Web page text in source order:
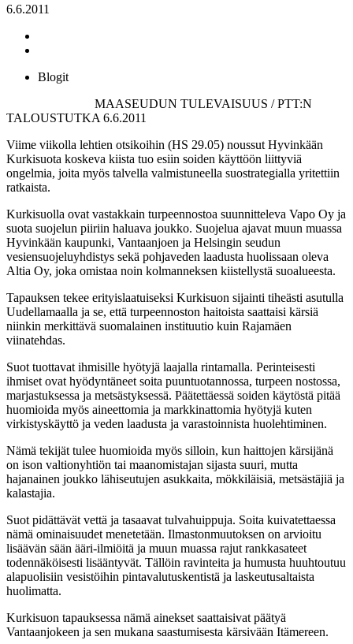
6.6.2011
Blogit
MAASEUDUN TULEVAISUUS / PTT:N
TALOUSTUTKA 6.6.2011
Viime viikolla lehtien otsikoihin (HS 29.05) noussut Hyvinkään
Kurkisuota koskeva kiista tuo esiin soiden käyttöön liittyviä
ongelmia, joita myös talvella valmistuneella suostrategialla yritettiin
ratkaista.
Kurkisuolla ovat vastakkain turpeennostoa suunnitteleva Vapo Oy ja
suota suojelun piiriin haluava joukko. Suojelua ajavat muun muassa
Hyvinkään kaupunki, Vantaanjoen ja Helsingin seudun
vesiensuojeluyhdistys sekä pohjaveden laadusta huolissaan oleva
Altia Oy, joka omistaa noin kolmanneksen kiistellystä suoalueesta.
Tapauksen tekee erityislaatuiseksi Kurkisuon sijainti tiheästi asutulla
Uudellamaalla ja se, että turpeennoston haitoista saattaisi kärsiä
niinkin merkittävä suomalainen instituutio kuin Rajamäen
viinatehdas.
Suot tuottavat ihmisille hyötyjä laajalla rintamalla. Perinteisesti
ihmiset ovat hyödyntäneet soita puuntuotannossa, turpeen nostossa,
marjastuksessa ja metsästyksessä. Päätettäessä soiden käytöstä pitää
huomioida myös aineettomia ja markkinattomia hyötyjä kuten
virkistyskäyttö ja veden laadusta ja varastoinnista huolehtiminen.
Nämä tekijät tulee huomioida myös silloin, kun haittojen kärsijänä
on ison valtionyhtiön tai maanomistajan sijasta suuri, mutta
hajanainen joukko lähiseutujen asukkaita, mökkiläisiä, metsästäjiä ja
kalastajia.
Suot pidättävät vettä ja tasaavat tulvahuippuja. Soita kuivatettaessa
nämä ominaisuudet menetetään. Ilmastonmuutoksen on arvioitu
lisäävän sään ääri-ilmiöitä ja muun muassa rajut rankkasateet
todennäköisesti lisääntyvät. Tällöin ravinteita ja humusta huuhtoutuu
alapuolisiin vesistöihin pintavalutuskentistä ja laskeutusaltaista
huolimatta.
Kurkisuon tapauksessa nämä ainekset saattaisivat päätyä
Vantaanjokeen ja sen mukana saastumisesta kärsivään Itämereen.